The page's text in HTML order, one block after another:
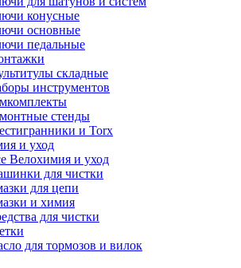
конусные
основные
педальные
складные
инструментов
стенды
и Torx
и уход
Велохимия и уход
для чистки
для цепи
и химия
для чистки
для тормозов и вилок